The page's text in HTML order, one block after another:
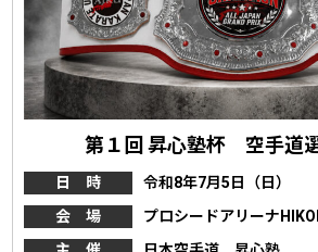
第１回 昇心塾杯 空手道
日 時
令和8年7月5日（日）
会 場
プロシードアリーナ